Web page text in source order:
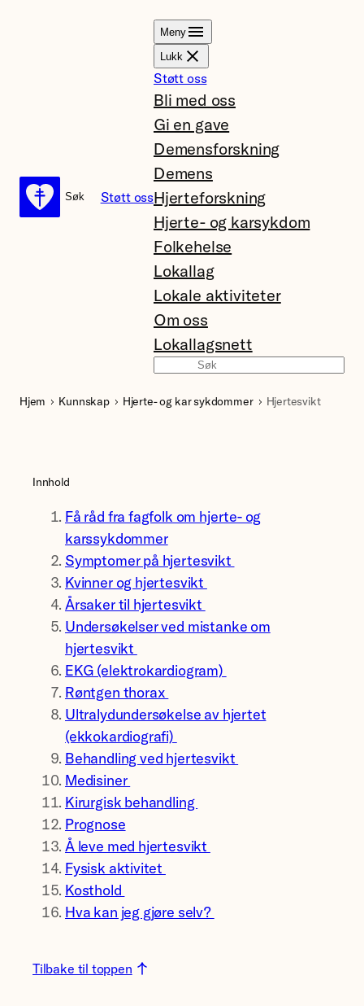
Søk
Søk Støtt oss
Meny
Lukk
Støtt oss
Bli med oss
Gi en gave
Demensforskning
Demens
Hjerteforskning
Hjerte- og karsykdom
Folkehelse
Lokallag
Lokale aktiviteter
Om oss
Lokallagsnett
Hjem Kunnskap Hjerte- og kar sykdommer Hjertesvikt
Innhold
Få råd fra fagfolk om hjerte- og
karssykdommer
Symptomer på hjertesvikt
Kvinner og hjertesvikt
Årsaker til hjertesvikt
Undersøkelser ved mistanke om
hjertesvikt
EKG (elektrokardiogram)
Røntgen thorax
Ultralydundersøkelse av hjertet
(ekkokardiografi)
Behandling ved hjertesvikt
Medisiner
Kirurgisk behandling
Prognose
Å leve med hjertesvikt
Fysisk aktivitet
Kosthold
Hva kan jeg gjøre selv?
Tilbake til toppen